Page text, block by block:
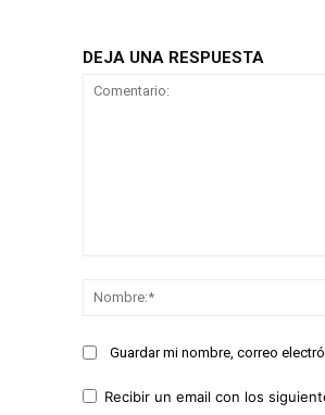
DEJA UNA RESPUESTA
Guardar mi nombre, correo
Recibir un email con los